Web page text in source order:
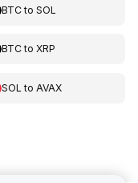
BTCto SOL
BTCto XRP
SOL to AVAX